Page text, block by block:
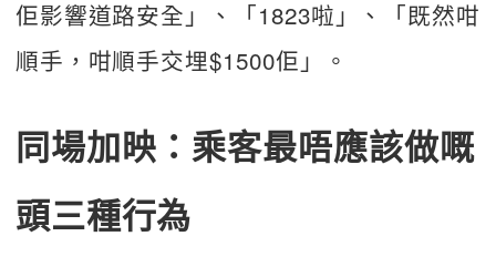
佢影響道路安全」、「1823啦」、「既然咁
順手，咁順手交埋$1500佢」。
同場加映：乘客最唔應該做嘅
頭三種行為